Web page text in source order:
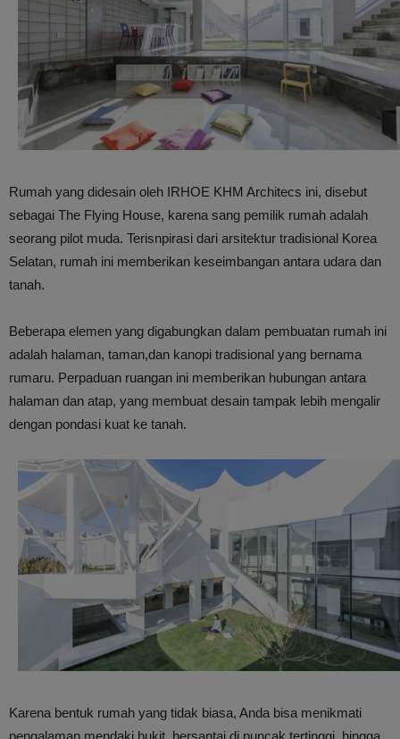
Rumah yang didesain oleh IRHOE KHM Architecs ini, disebut
sebagai The Flying House, karena sang pemilik rumah adalah
seorang pilot muda. Terisnpirasi dari arsitektur tradisional Korea
Selatan, rumah ini memberikan keseimbangan antara udara dan
tanah.
Beberapa elemen yang digabungkan dalam pembuatan rumah ini
adalah halaman, taman,dan kanopi tradisional yang bernama
rumaru. Perpaduan ruangan ini memberikan hubungan antara
halaman dan atap, yang membuat desain tampak lebih mengalir
dengan pondasi kuat ke tanah.
Karena bentuk rumah yang tidak biasa, Anda bisa menikmati
pengalaman mendaki bukit, bersantai di puncak tertinggi, hingga